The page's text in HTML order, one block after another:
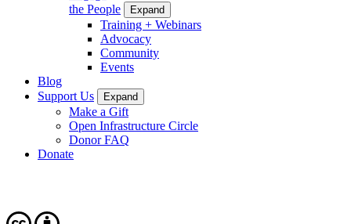
the People
Expand
Training + Webinars
Advocacy
Community
Events
Blog
Support Us
Expand
Make a Gift
Open Infrastructure Circle
Donor FAQ
Donate